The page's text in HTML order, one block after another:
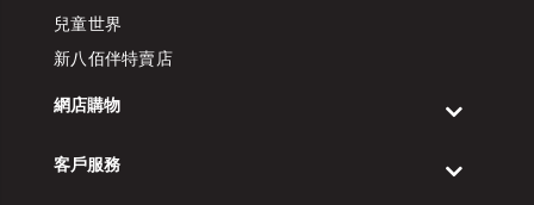
兒童世界
新八佰伴特賣店
網店購物
客戶服務